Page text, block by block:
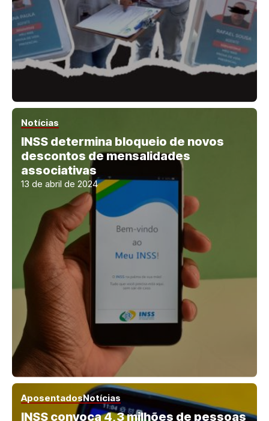
Notícias
INSS determina bloqueio de novos
descontos de mensalidades
associativas
13 de abril de 2024
AposentadosNotícias
INSS convoca 4,3 milhões de pessoas